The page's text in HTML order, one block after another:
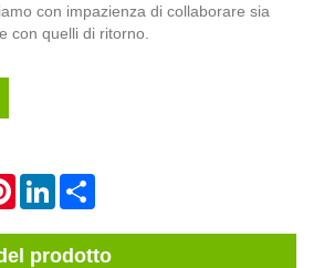
con impazienza di collaborare sia
con quelli di ritorno.
PinterestLinkedIn
prodotto